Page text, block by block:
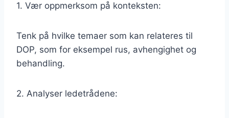
1. Vær oppmerksom på konteksten:
Tenk på hvilke temaer som kan relateres til
DOP, som for eksempel rus, avhengighet og
behandling.
2. Analyser ledetrådene: